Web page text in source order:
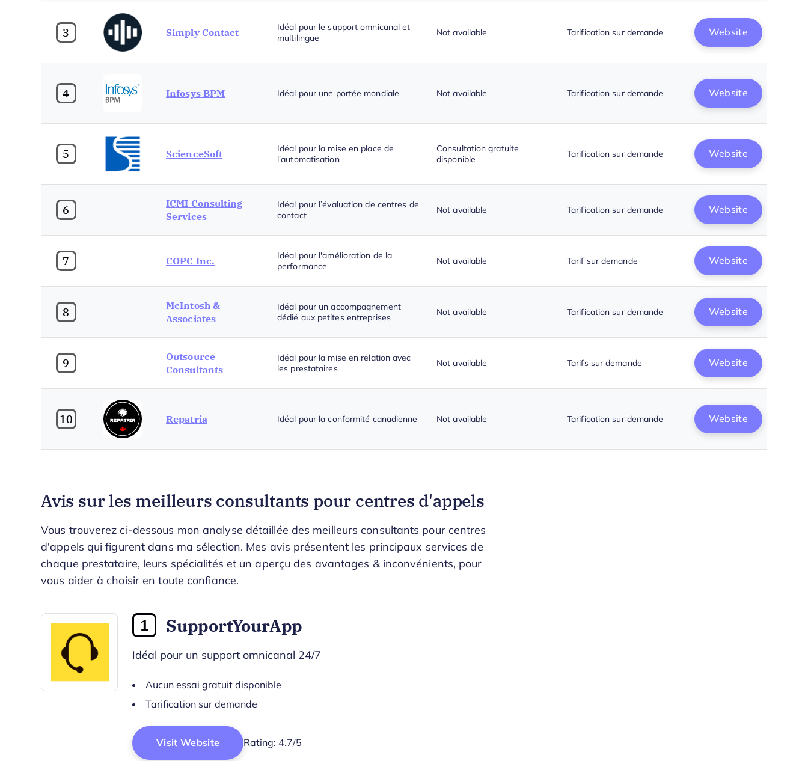
3 Simply Contact
Idéal pour le support omnicanal et
multilingue
Not available Tarification sur demande Website
4 Infosys BPM Idéal pour une portée mondiale Not available Tarification sur demande Website
5 ScienceSoft
Idéal pour la mise en place de
l'automatisation
Consultation gratuite
disponible
Tarification sur demande Website
6
ICMI Consulting
Services
Idéal pour l’évaluation de centres de
contact
Not available Tarification sur demande Website
7 COPC Inc.
Idéal pour l'amélioration de la
performance
Not available Tarif sur demande Website
8
McIntosh &
Associates
Idéal pour un accompagnement
dédié aux petites entreprises
Not available Tarification sur demande Website
9
Outsource
Consultants
Idéal pour la mise en relation avec
les prestataires
Not available Tarifs sur demande Website
10 Repatria Idéal pour la conformité canadienne Not available Tarification sur demande Website
Avis sur les meilleurs consultants pour centres d'appels
Vous trouverez ci-dessous mon analyse détaillée des meilleurs consultants pour centres
d’appels qui figurent dans ma sélection. Mes avis présentent les principaux services de
chaque prestataire, leurs spécialités et un aperçu des avantages & inconvénients, pour
vous aider à choisir en toute confiance.
1 SupportYourApp
Idéal pour un support omnicanal 24/7
Aucun essai gratuit disponible
Tarification sur demande
Visit Website Rating: 4.7/5